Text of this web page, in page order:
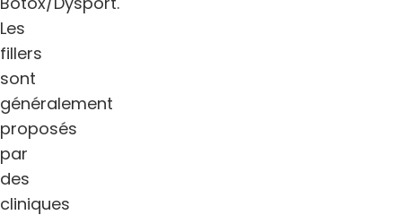
Les
fillers
sont
généralement
proposés
par
des
cliniques